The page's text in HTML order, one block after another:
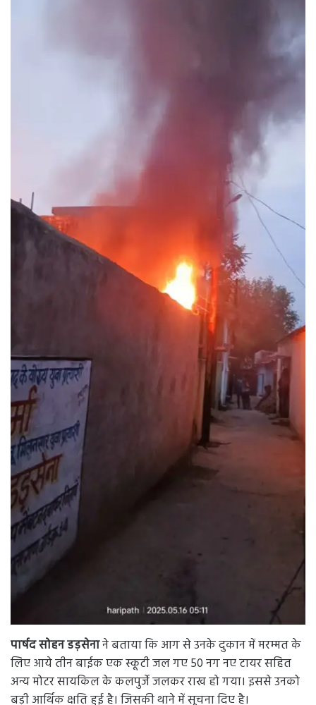
पार्षद सोहन डड़सेनाने बताया कि आग से उनके दुकान में मरम्मत के
लिए आये तीन बाईक एक स्कूटी जल गए 50 नग नए टायर सहित
अन्य मोटर सायकिल के कलपुर्जे जलकर राख हो गया। इससे उनको
बड़ी आर्थिक क्षति हुई है। जिसकी थाने में सूचना दिए है।